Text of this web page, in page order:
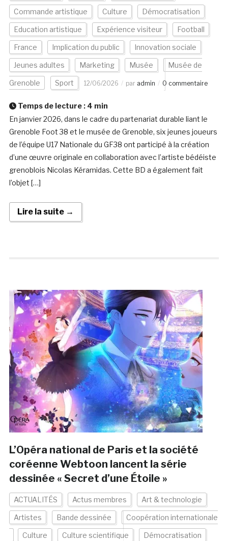
Commande artistique Culture Démocratisation
Education artistique Expérience visiteur Football
France Implication du public Innovation sociale
Jeunes adultes Marketing Musée Musée de
Grenoble Sport 12/06/2026 par admin 0 commentaire
Temps de lecture : 4 min
En janvier 2026, dans le cadre du partenariat durable liant le
Grenoble Foot 38 et le musée de Grenoble, six jeunes joueurs
de l’équipe U17 Nationale du GF38 ont participé à la création
d’une œuvre originale en collaboration avec l’artiste bédéiste
grenoblois Nicolas Kéramidas. Cette BD a également fait
l’objet […]
Lire la suite →
L’Opéra national de Paris et la société
coréenne Webtoon lancent la série
dessinée « Secret d’une Étoile »
ACTUALITÉS Actus membres Art & technologie
Artistes Bande dessinée Coopération internationale
Culture Culture scientifique Démocratisation